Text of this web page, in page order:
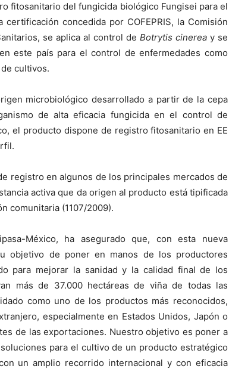
fitosanitario del fungicida biológico Fungisei para el
concedida por COFEPRIS, la Comisión
se aplica al control de Botrytis cinerea y se
este país para el control de enfermedades como
cultivos.
microbiológico desarrollado a partir de la cepa
de alta eficacia fungicida en el control de
el producto dispone de registro fitosanitario en EE
registro en algunos de los principales mercados de
activa que da origen al producto está tipificada
comunitaria (1107/2009).
México, ha asegurado que, con esta nueva
objetivo de poner en manos de los productores
para mejorar la sanidad y la calidad final de los
más de 37.000 hectáreas de viña de todas las
como uno de los productos más reconocidos,
especialmente en Estados Unidos, Japón o
de las exportaciones. Nuestro objetivo es poner a
para el cultivo de un producto estratégico
un amplio recorrido internacional y con eficacia